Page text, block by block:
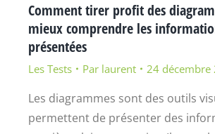
Comment tirer profit des
mieux comprendre les
présentées
Les Tests Par laurent 24 décembre
Les diagrammes sont des outils
permettent de présenter des